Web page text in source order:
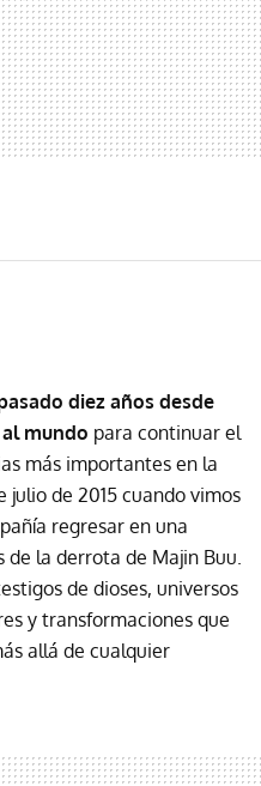
diez años desde
mundo para continuar el
más importantes en la
julio de 2015 cuando vimos
regresar en una
de la derrota de Majin Buu.
de dioses, universos
y transformaciones que
allá de cualquier